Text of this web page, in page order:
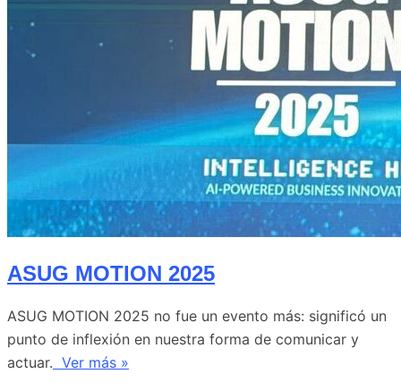
ASUG MOTION 2025
ASUG MOTION 2025 no fue un evento más: significó un
punto de inflexión en nuestra forma de comunicar y
actuar. Ver más »